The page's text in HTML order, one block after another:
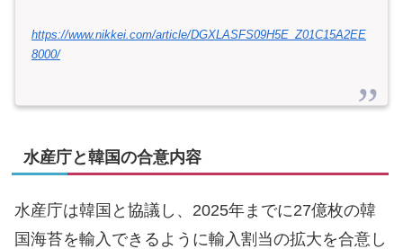
https://www.nikkei.com/article/DGXLASFS09H5E_Z01C15A2EE
8000/
水産庁と韓国の合意内容
水産庁は韓国と協議し、2025年までに27億枚の韓
国海苔を輸入できるように輸入割当の拡大を合意し